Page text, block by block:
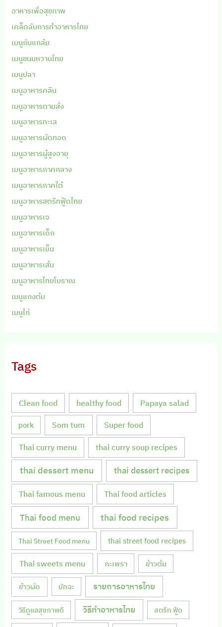
อาหารเพื่อสุขภาพ
เคล็ดลับการทำอาหารไทย
เมนูกับแกล้ม
เมนูขนมหวานไทย
เมนูปลา
เมนูอาหารคลีน
เมนูอาหารตามสั่ง
เมนูอาหารทะเล
เมนูอาหารผัดทอด
เมนูอาหารผู้สูงอายุ
เมนูอาหารภาคกลาง
เมนูอาหารภาคใต้
เมนูอาหารสตรีทฟู้ดไทย
เมนูอาหารเจ
เมนูอาหารเด็ก
เมนูอาหารเย็น
เมนูอาหารเส้น
เมนูอาหารไทยโบราณ
เมนูแกงต้ม
เมนูไก่
Tags
Clean food healthy food Papaya salad
pork Som tum Super food
Thai curry menu thai curry soup recipes
thai dessert menu thai dessert recipes
Thai famous menu Thai food articles
Thai food menu thai food recipes
Thai Street Food menu thai street food recipes
Thai sweets menu กะเพรา ข้าวต้ม
ข้าวผัด มัทฉะ รายการอาหารไทย
วิธีดูแลสุขภาพดี วิธีทำอาหารไทย สตรีท ฟู้ด